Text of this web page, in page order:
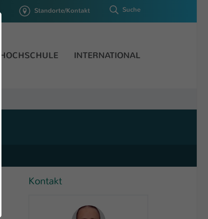
Standorte/Kontakt Suche
HOCHSCHULE INTERNATIONAL
Kontakt